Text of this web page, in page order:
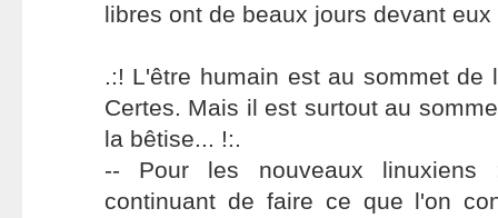
libres ont de beaux jours devant eux
.:! L'être humain est au sommet de
Certes. Mais il est surtout au
la bêtise... !:.
-- Pour les nouveaux
continuant de faire ce que l'on